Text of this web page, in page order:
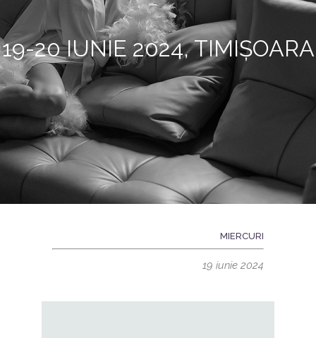
19-20 IUNIE 2024, TIMIȘOARA
MIERCURI
19 iunie 2024